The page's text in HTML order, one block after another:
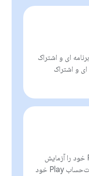
ای و اشتراک
و اشتراک
ادغام کتابخانه صورت‌حساب Play خود را آزمایش
کنید یکپارچه‌سازی کتابخانه صورت‌حساب Play خود